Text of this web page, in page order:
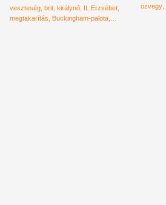
veszteség brit királynő II. Erzsébet
megtakarítás
Buckingham-palota
özvegy